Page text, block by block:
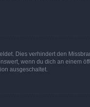
Dies verhindert den
wenn du dich an einem
ausgeschaltet.